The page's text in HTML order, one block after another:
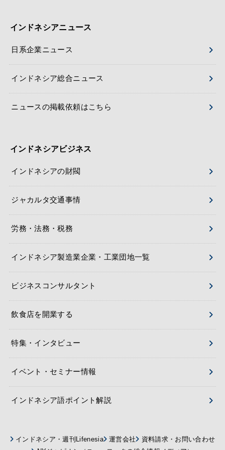
インドネシアニュース
日系企業ニュース
インドネシア総合ニュース
ニュースの掲載依頼はこちら
インドネシアビジネス
インドネシアの財閥
ジャカルタ交通事情
労務・法務・税務
インドネシア製造業企業・工業団地一覧
ビジネスコンサルタント
飲食店を開業する
特集・インタビュー
イベント・セミナー情報
インドネシア語ポイント解説
インドネシア・週刊Lifenesia 運営会社
資料請求・お問い合わせ